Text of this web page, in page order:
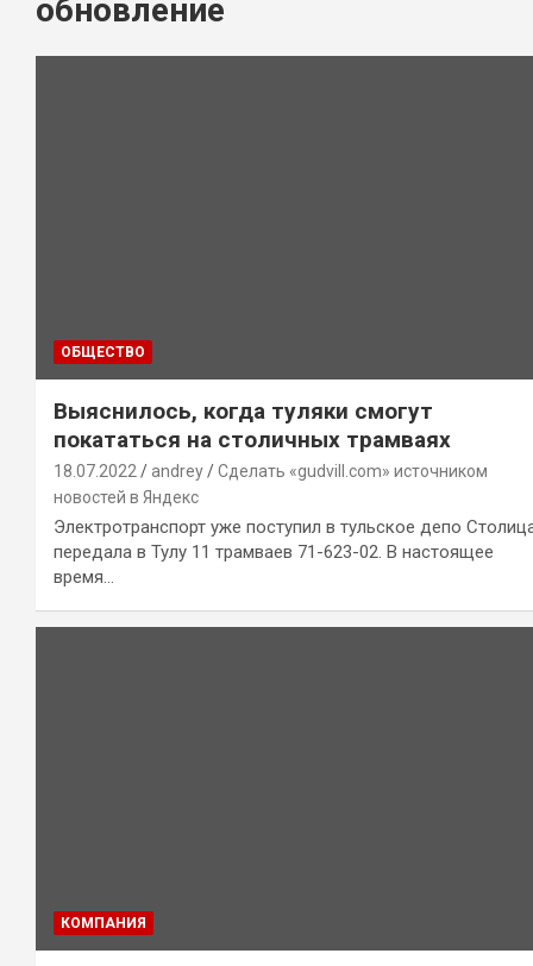
обновление
ОБЩЕСТВО
Выяснилось, когда туляки смогут
покататься на столичных трамваях
18.07.2022 andrey
Сделать «gudvill.com» источником
новостей в Яндекс
Электротранспорт уже поступил в тульское депо
передала в Тулу 11 трамваев 71-623-02. В настоящее
время…
КОМПАНИЯ